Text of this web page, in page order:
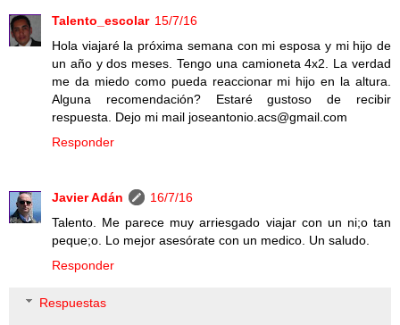
Talento_escolar 15/7/16
Hola viajaré la próxima semana con mi esposa y mi hijo de
un año y dos meses. Tengo una camioneta 4x2. La verdad
me da miedo como pueda reaccionar mi hijo en la altura.
Alguna recomendación? Estaré gustoso de recibir
respuesta. Dejo mi mail joseantonio.acs@gmail.com
Responder
Javier Adán
16/7/16
Talento. Me parece muy arriesgado viajar con un ni;o tan
peque;o. Lo mejor asesórate con un medico. Un saludo.
Responder
Respuestas